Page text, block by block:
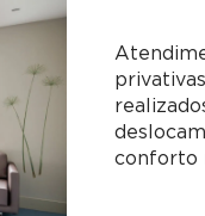
conforto